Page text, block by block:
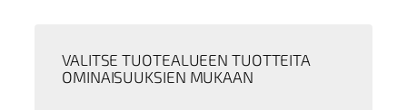
VALITSE TUOTEALUEEN TUOTTEITA
OMINAISUUKSIEN MUKAAN